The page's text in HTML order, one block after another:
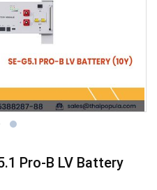
Pro-B LV Battery